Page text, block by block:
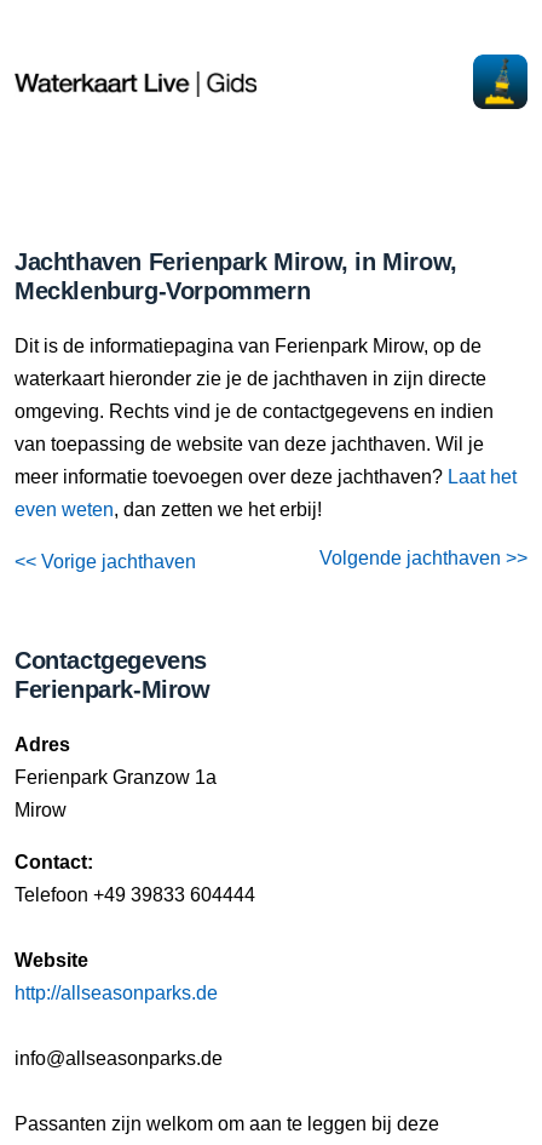
Jachthaven Ferienpark Mirow, in Mirow,
Mecklenburg-Vorpommern
Dit is de informatiepagina van Ferienpark Mirow, op de
waterkaart hieronder zie je de jachthaven in zijn directe
omgeving. Rechts vind je de contactgegevens en indien
van toepassing de website van deze jachthaven. Wil je
meer informatie toevoegen over deze jachthaven? Laat het
even weten, dan zetten we het erbij!
<< Vorige jachthaven Volgende jachthaven >>
Contactgegevens
Ferienpark-Mirow
Adres
Ferienpark Granzow 1a
Mirow
Contact:
Telefoon +49 39833 604444
Website
http://allseasonparks.de
info@allseasonparks.de
Passanten zijn welkom om aan te leggen bij deze